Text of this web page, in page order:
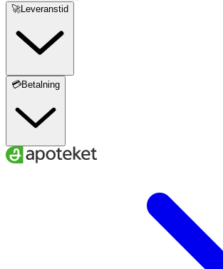
🚀Leveranstid
💳Betalning